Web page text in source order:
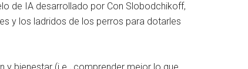
de IA desarrollado por Con Slobodchikoff,
y los ladridos de los perros para dotarles